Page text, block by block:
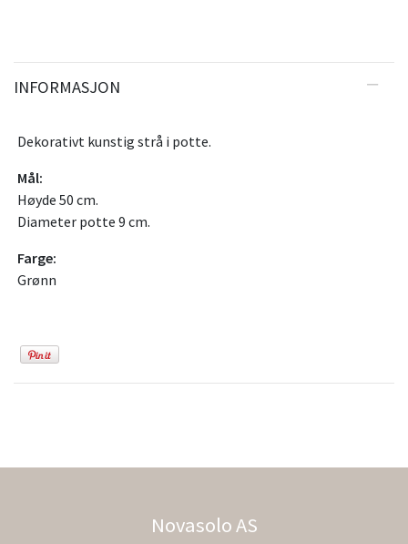
INFORMASJON
Dekorativt kunstig strå i potte.
Mål:
Høyde 50 cm.
Diameter potte 9 cm.
Farge:
Grønn
Novasolo AS